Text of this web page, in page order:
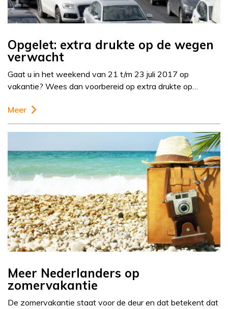
Opgelet: extra drukte op de wegen
verwacht
Gaat u in het weekend van 21 t/m 23 juli 2017 op
vakantie? Wees dan voorbereid op extra drukte op…
Meer
Meer Nederlanders op
zomervakantie
De zomervakantie staat voor de deur en dat betekent dat